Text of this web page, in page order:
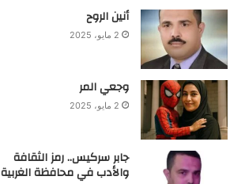
أنين الروح
2 مايو، 2025
وجعي المر
2 مايو، 2025
جابر سركيس.. رمز الثقافة
والأدب في محافظة الغربية